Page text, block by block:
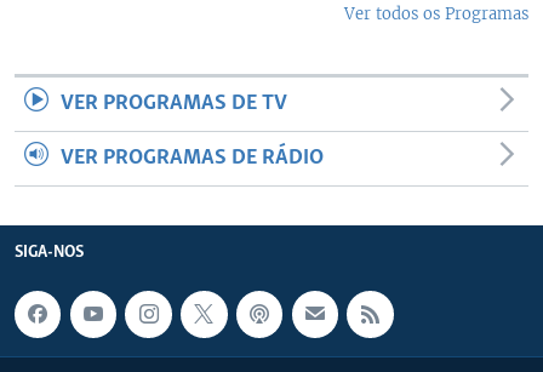
Ver todos os Programas
VER PROGRAMAS DE TV
VER PROGRAMAS DE RÁDIO
SIGA-NOS